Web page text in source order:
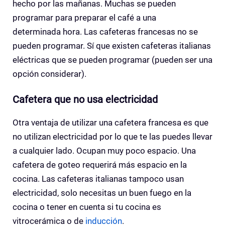
hecho por las mañanas. Muchas se pueden
programar para preparar el café a una
determinada hora. Las cafeteras francesas no se
pueden programar. Sí que existen cafeteras italianas
eléctricas que se pueden programar (pueden ser una
opción considerar).
Cafetera que no usa electricidad
Otra ventaja de utilizar una cafetera francesa es que
no utilizan electricidad por lo que te las puedes llevar
a cualquier lado. Ocupan muy poco espacio. Una
cafetera de goteo requerirá más espacio en la
cocina. Las cafeteras italianas tampoco usan
electricidad, solo necesitas un buen fuego en la
cocina o tener en cuenta si tu cocina es
vitrocerámica o de inducción.